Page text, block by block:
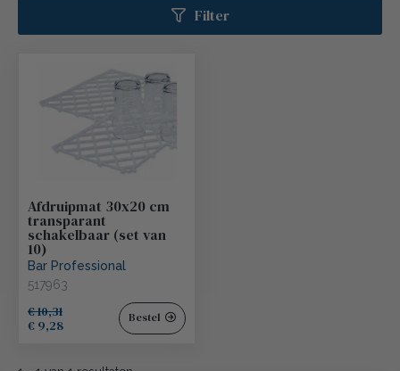
Filter
Afdruipmat 30x20 cm
transparant
schakelbaar (set van
10)
Bar Professional
517963
€ 10,31
€ 9,28
Bestel